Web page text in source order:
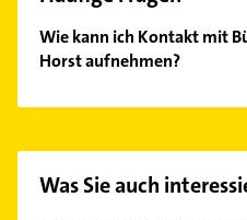
Wie kann ich Kontakt mit
Horst aufnehmen?
finden Sie alle
Was Sie auch